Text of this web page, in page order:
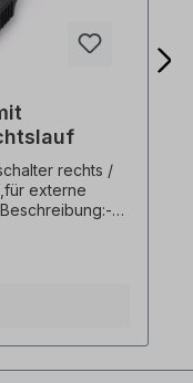
rechts /
externe
bis +40°C-